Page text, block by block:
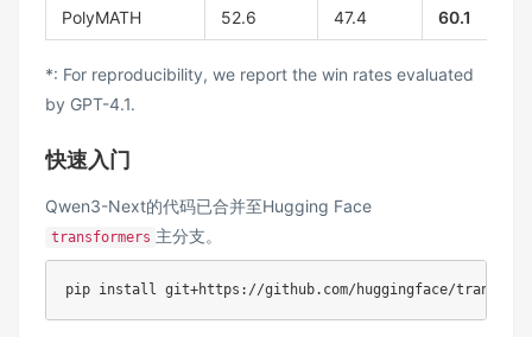
PolyMATH 52.6 47.4 60.1
*: For reproducibility, we report the win rates evaluated
by GPT-4.1.
快速入门
Qwen3-Next的代码已合并至Hugging Face
transformers 主分支。
pip install